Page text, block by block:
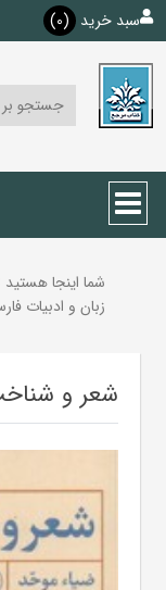
سبد خرید (0)
شما اینجا هستید
زبان و ادبيات
شعر و